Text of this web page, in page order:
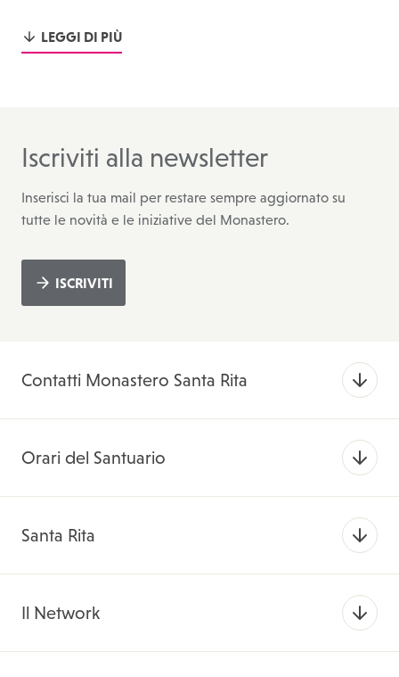
LEGGI DI PIÙ
Iscriviti alla newsletter
Inserisci la tua mail per restare sempre aggiornato su
tutte le novità e le iniziative del Monastero.
ISCRIVITI
Contatti Monastero Santa Rita
Orari del Santuario
Santa Rita
Il Network